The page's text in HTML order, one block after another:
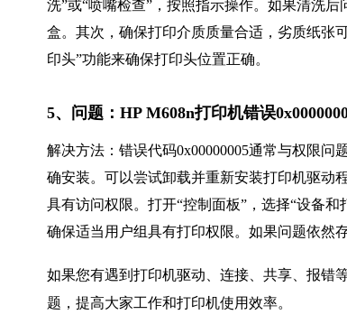
洗”或“喷嘴检查”，按照指示操作。如果清洗
盒。其次，确保打印介质质量合适，劣质纸张
印头”功能来确保打印头位置正确。
5、问题：HP M608n打印机错误
解决方法：错误代码0x00000005通常与权限
确安装。可以尝试卸载并重新安装打印机驱动
具有访问权限。打开“控制面板”，选择“设备和
确保适当用户组具有打印权限。如果问题依然
如果您有遇到打印机驱动、连接、共享、报错
题，提高大家工作和打印机使用效率。